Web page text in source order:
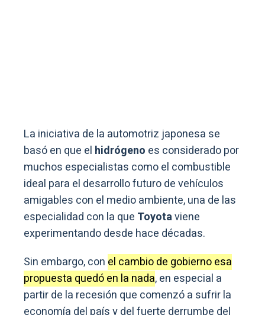
La iniciativa de la automotriz japonesa se
basó en que el hidrógeno es considerado por
muchos especialistas como el combustible
ideal para el desarrollo futuro de vehículos
amigables con el medio ambiente, una de las
especialidad con la que Toyotaviene
experimentando desde hace décadas.
Sin embargo, con el cambio de gobierno esa
propuesta quedó en la nada, en especial a
partir de la recesión que comenzó a sufrir la